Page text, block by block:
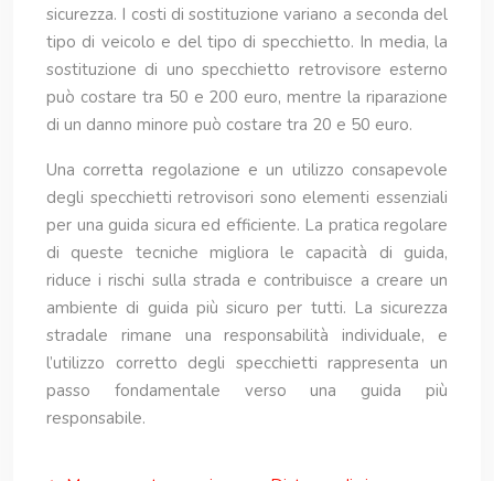
sicurezza. I costi di sostituzione variano a seconda del
tipo di veicolo e del tipo di specchietto. In media, la
sostituzione di uno specchietto retrovisore esterno
può costare tra 50 e 200 euro, mentre la riparazione
di un danno minore può costare tra 20 e 50 euro.
Una corretta regolazione e un utilizzo consapevole
degli specchietti retrovisori sono elementi essenziali
per una guida sicura ed efficiente. La pratica regolare
di queste tecniche migliora le capacità di guida,
riduce i rischi sulla strada e contribuisce a creare un
ambiente di guida più sicuro per tutti. La sicurezza
stradale rimane una responsabilità individuale, e
l’utilizzo corretto degli specchietti rappresenta un
passo fondamentale verso una guida più
responsabile.